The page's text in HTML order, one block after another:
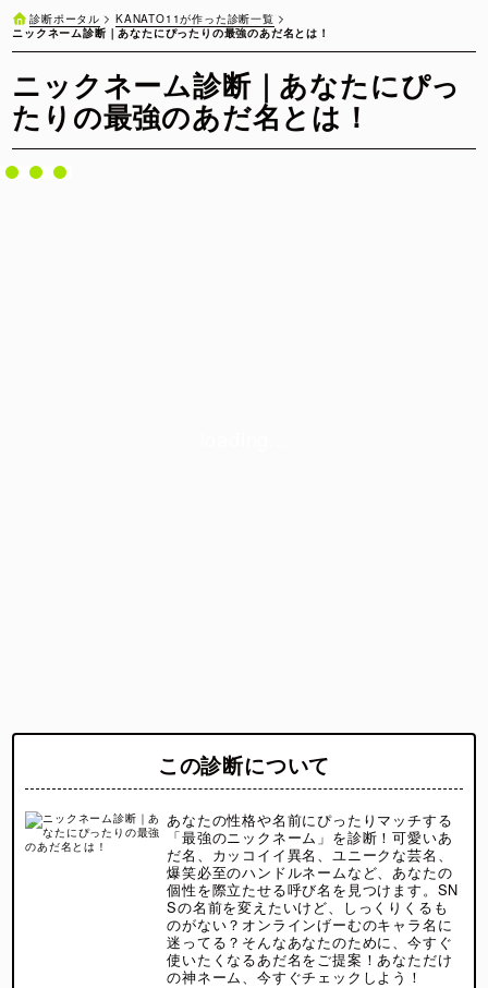
診断ポータル
KANATO11が作った診断一覧
ニックネーム診断｜あなたにぴったりの最強のあだ名とは！
ニックネーム診断｜あなたにぴっ
たりの最強のあだ名とは！
この診断について
あなたの性格や名前にぴったりマッチする
「最強のニックネーム」を診断！可愛いあ
だ名、カッコイイ異名、ユニークな芸名、
爆笑必至のハンドルネームなど、あなたの
個性を際立たせる呼び名を見つけます。SN
Sの名前を変えたいけど、しっくりくるも
のがない？オンラインげーむのキャラ名に
迷ってる？そんなあなたのために、今すぐ
使いたくなるあだ名をご提案！あなただけ
の神ネーム、今すぐチェックしよう！